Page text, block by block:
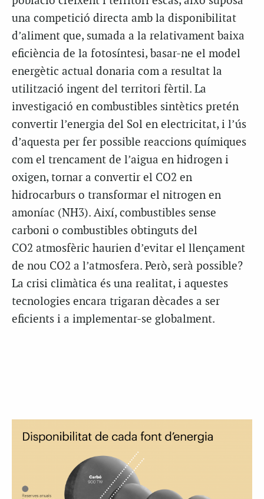
una competició directa amb la disponibilitat
d’aliment que, sumada a la relativament baixa
eficiència de la fotosíntesi, basar-ne el model
energètic actual donaria com a resultat la
utilització ingent del territori fèrtil. La
investigació en combustibles sintètics pretén
convertir l’energia del Sol en electricitat, i l’ús
d’aquesta per fer possible reaccions químiques
com el trencament de l’aigua en hidrogen i
oxigen, tornar a convertir el CO2 en
hidrocarburs o transformar el nitrogen en
amoníac (NH3). Així, combustibles sense
carboni o combustibles obtinguts del
CO2 atmosfèric haurien d’evitar el llençament
de nou CO2 a l’atmosfera. Però, serà possible?
La crisi climàtica és una realitat, i aquestes
tecnologies encara trigaran dècades a ser
eficients i a implementar-se globalment.